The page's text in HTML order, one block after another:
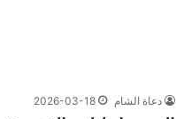
دعاة الشام 2026-03-18